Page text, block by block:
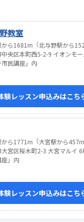
して下さっているのが伝わり
教室
から1681m （北与野駅から
央区本町西5-2-9 イオンモー
民講座」内
験レッスン申込みはこち
から1771m （大宮駅から457m
宮区桜木町2-3 大宮マルイ
座」内
験レッスン申込みはこち